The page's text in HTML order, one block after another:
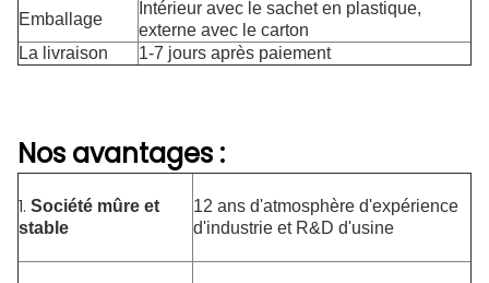
Emballage
Intérieur avec le sachet en plastique,
externe avec le carton
La livraison
1-7 jours après paiement
Nos avantages :
1. Société mûre et
stable
12 ans d'atmosphère d'expérience
d'industrie et R&D d'usine